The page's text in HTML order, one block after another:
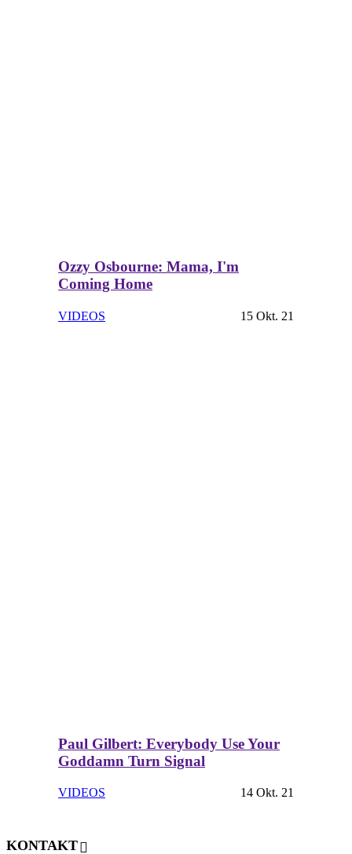
Ozzy Osbourne: Mama, I'm
Coming Home
VIDEOS 15 Okt. 21
Paul Gilbert: Everybody Use Your
Goddamn Turn Signal
VIDEOS 14 Okt. 21
KONTAKT